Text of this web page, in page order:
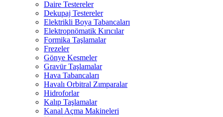
Daire Testereler
Dekupaj Testereler
Elektrikli Boya Tabancaları
Elektropnömatik Kırıcılar
Formika Taşlamalar
Frezeler
Gönye Kesmeler
Gravür Taşlamalar
Hava Tabancaları
Havalı Orbitral Zımparalar
Hidroforlar
Kalıp Taşlamalar
Kanal Açma Makineleri